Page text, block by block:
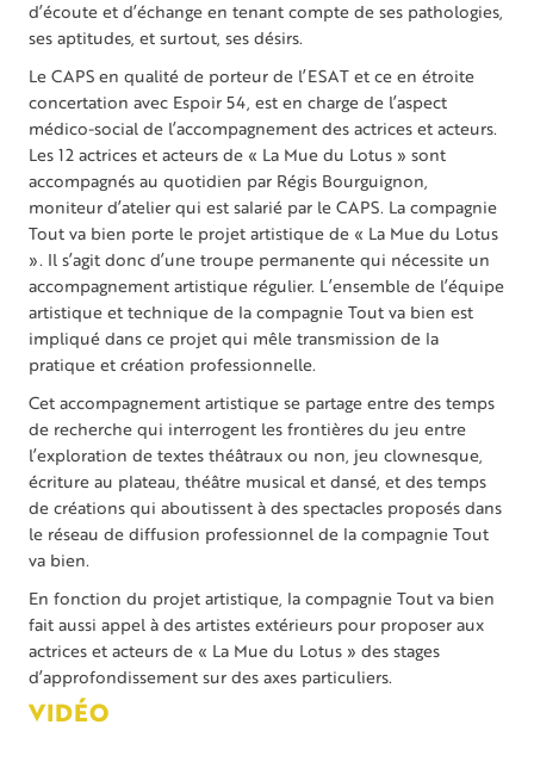
d’écoute et d’échange en tenant compte de ses pathologies,
ses aptitudes, et surtout, ses désirs.
Le CAPS en qualité de porteur de l’ESAT et ce en étroite
concertation avec Espoir 54, est en charge de l’aspect
médico-social de l’accompagnement des actrices et acteurs.
Les 12 actrices et acteurs de « La Mue du Lotus » sont
accompagnés au quotidien par Régis Bourguignon,
moniteur d’atelier qui est salarié par le CAPS. La compagnie
Tout va bien porte le projet artistique de « La Mue du Lotus
». Il s’agit donc d’une troupe permanente qui nécessite un
accompagnement artistique régulier. L’ensemble de l’équipe
artistique et technique de la compagnie Tout va bien est
impliqué dans ce projet qui mêle transmission de la
pratique et création professionnelle.
Cet accompagnement artistique se partage entre des temps
de recherche qui interrogent les frontières du jeu entre
l’exploration de textes théâtraux ou non, jeu clownesque,
écriture au plateau, théâtre musical et dansé, et des temps
de créations qui aboutissent à des spectacles proposés dans
le réseau de diffusion professionnel de la compagnie Tout
va bien.
En fonction du projet artistique, la compagnie Tout va bien
fait aussi appel à des artistes extérieurs pour proposer aux
actrices et acteurs de « La Mue du Lotus » des stages
d’approfondissement sur des axes particuliers.
VIDÉO